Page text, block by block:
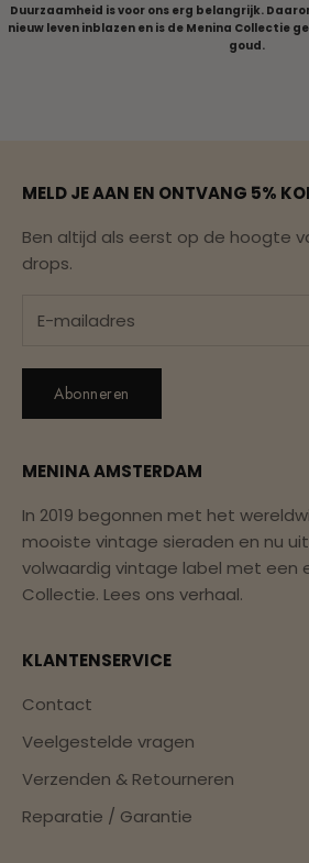
Duurzaamheid is voor ons erg belangrijk.
nieuw leven inblazen en is de Menina Collectie
goud.
MELD JE AAN EN ONTVANG 5%
Ben altijd als eerst op de hoogte
drops.
Abonneren
MENINA AMSTERDAM
In 2019 begonnen met het
mooiste vintage sieraden en nu
volwaardig vintage label met een
Collectie. Lees ons verhaal.
KLANTENSERVICE
Contact
Veelgestelde vragen
Verzenden & Retourneren
Reparatie / Garantie